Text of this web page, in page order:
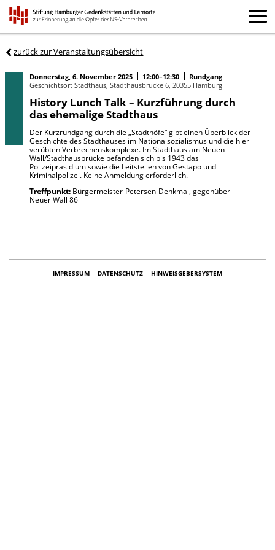
zurück zur Veranstaltungsübersicht
Donnerstag, 6. November 2025 12:00–12:30
Rundgang
Geschichtsort Stadthaus, Stadthausbrücke 6, 20355 Hamburg
History Lunch Talk – Kurzführung durch
das ehemalige Stadthaus
Der Kurzrundgang durch die „Stadthöfe“ gibt einen Überblick der
Geschichte des Stadthauses im Nationalsozialismus und die hier
verübten Verbrechenskomplexe. Im Stadthaus am Neuen
Wall/Stadthausbrücke befanden sich bis 1943 das
Polizeipräsidium sowie die Leitstellen von Gestapo und
Kriminalpolizei. Keine Anmeldung erforderlich.
Treffpunkt:Bürgermeister-Petersen-Denkmal, gegenüber
Neuer Wall 86
IMPRESSUM DATENSCHUTZ HINWEISGEBERSYSTEM